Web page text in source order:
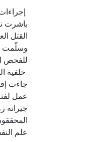
باشرت
القتل
وسلّمت
للفحص
خلفية
جاءت
عمل
علم